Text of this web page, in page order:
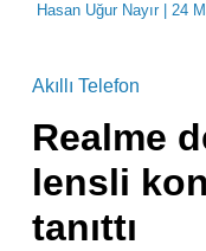
Hasan Uğur Nayır| 24
Akıllı Telefon
Realme
lensli
tanıttı